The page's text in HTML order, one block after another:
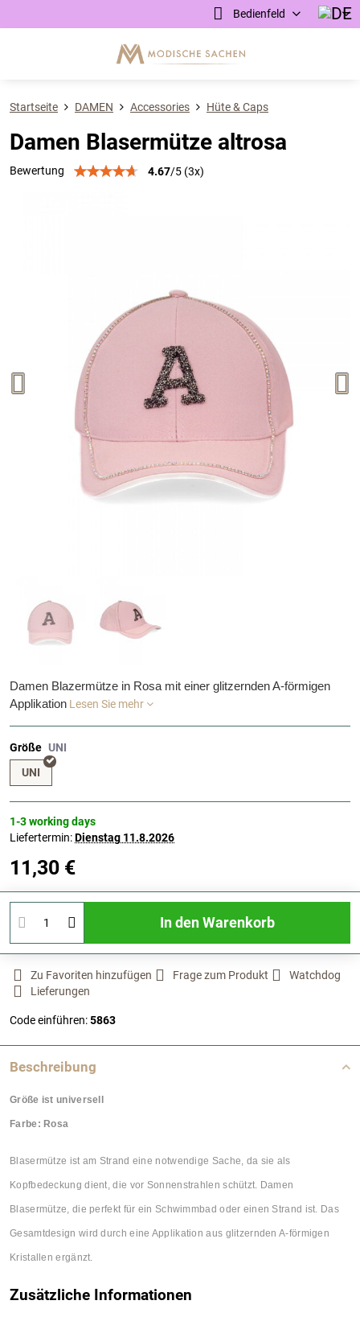
Bedienfeld
Startseite DAMEN Accessories Hüte & Caps
Damen Blasermütze altrosa
Bewertung 4.67/5 (3x)
Damen Blazermütze in Rosa mit einer glitzernden A-förmigen
Applikation Lesen Sie mehr
Größe
UNI
1-3 working days
Liefertermin:Dienstag 11.8.2026
11,30 €
In den Warenkorb
Zu Favoriten hinzufügen Frage zum Produkt
Watchdog
Lieferungen
Code einführen:5863
Beschreibung
Größe ist universell
Farbe: Rosa
Blasermütze ist am Strand eine notwendige Sache, da sie als
Kopfbedeckung dient, die vor Sonnenstrahlen schützt. Damen
Blasermütze, die perfekt für ein Schwimmbad oder einen Strand ist. Das
Gesamtdesign wird durch eine Applikation aus glitzernden A-förmigen
Kristallen ergänzt.
Zusätzliche Informationen